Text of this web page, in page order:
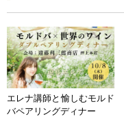
エレナ講師と愉しむモルド
バペアリングディナー